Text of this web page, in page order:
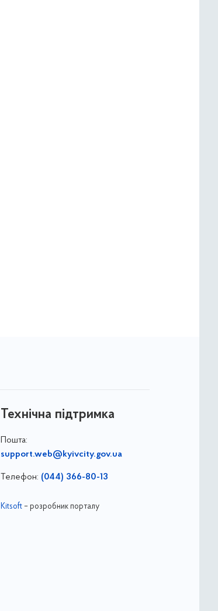
Технічна підтримка
Пошта:
support.web@kyivcity.gov.ua
Телефон: (044) 366-80-13
Kitsoft– розробник порталу